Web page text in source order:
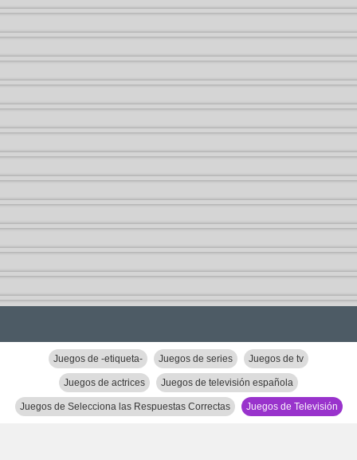
Juegos de -etiqueta- Juegos de series Juegos de tv
Juegos de actrices Juegos de televisión española
Juegos de Selecciona las Respuestas Correctas Juegos de Televisión